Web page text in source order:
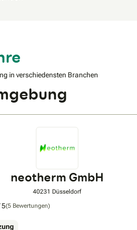
in verschiedensten Branchen
neotherm GmbH
40231 Düsseldorf
5(5 Bewertungen)